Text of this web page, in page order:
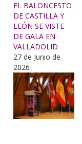
EL BALONCESTO
DE CASTILLA Y
LEÓN SE VISTE
DE GALA EN
VALLADOLID
27 de Junio de
2026